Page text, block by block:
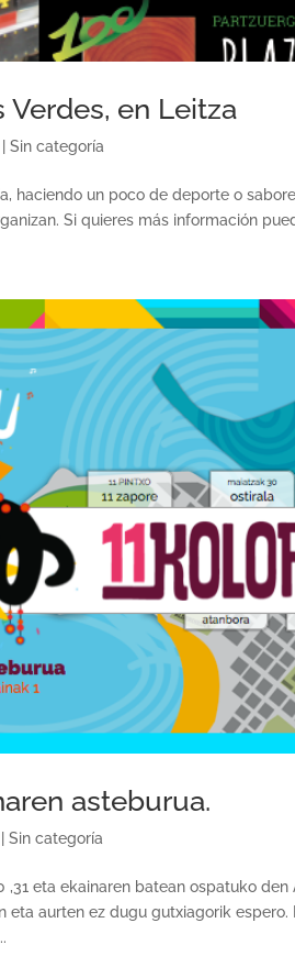
Verdes, en Leitza
|Sin categoría
haciendo un poco de deporte o
Si quieres más información
asteburua.
|Sin categoría
eta ekainaren batean ospatuko den
eta aurten ez dugu gutxiagorik